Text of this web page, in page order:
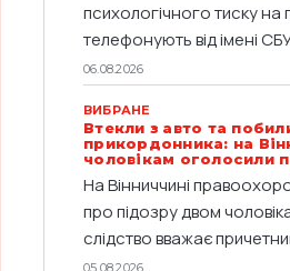
психологічного тиску
телефонують від імені
06.08.2026
ВИБРАНЕ
Втекли з авто та
прикордонника: на
чоловікам оголосили
На Вінниччині
про підозру двом
слідство вважає
05.08.2026